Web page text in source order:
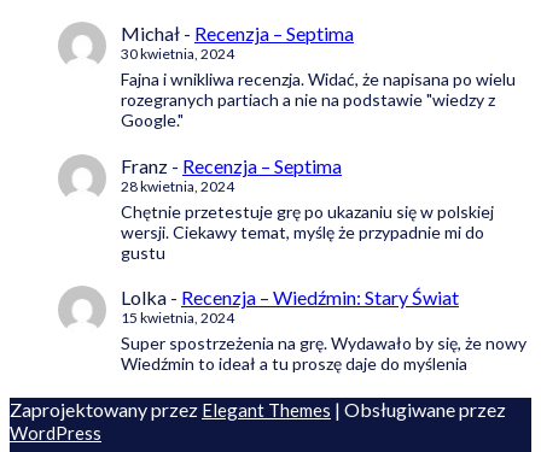
Michał - Recenzja – Septima
30 kwietnia, 2024
Fajna i wnikliwa recenzja. Widać, że napisana po wielu
rozegranych partiach a nie na podstawie "wiedzy z
Google."
Franz - Recenzja – Septima
28 kwietnia, 2024
Chętnie przetestuje grę po ukazaniu się w polskiej
wersji. Ciekawy temat, myślę że przypadnie mi do
gustu
Lolka - Recenzja – Wiedźmin: Stary Świat
15 kwietnia, 2024
Super spostrzeżenia na grę. Wydawało by się, że nowy
Wiedźmin to ideał a tu proszę daje do myślenia
Zaprojektowany przez Elegant Themes | Obsługiwane przez
WordPress